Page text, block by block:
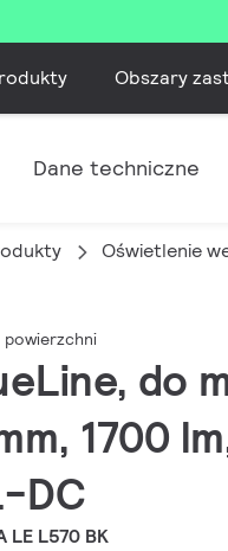
Obszary
Dane techniczne
Oświetlenie
powierzchni
do
1700
DC
LE L570 BK